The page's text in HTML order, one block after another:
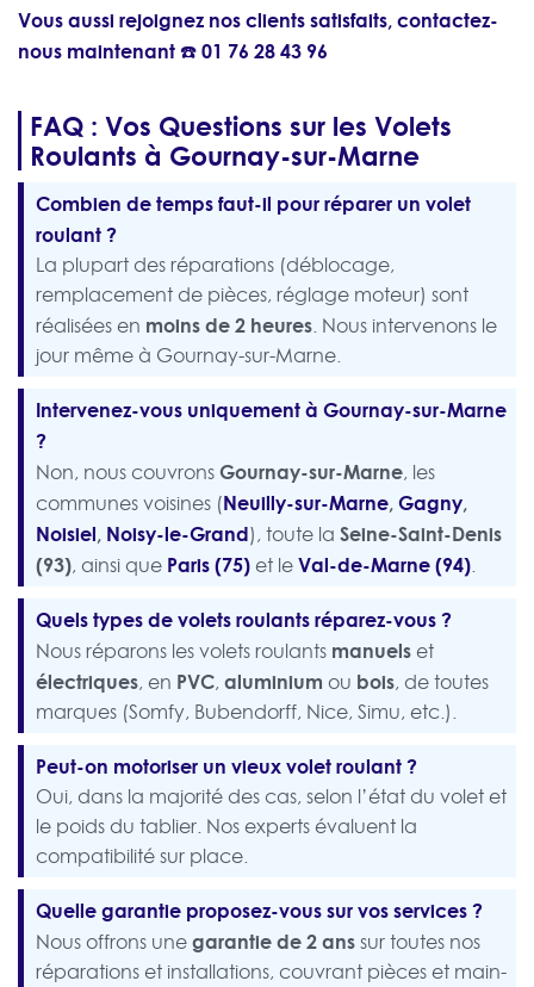
Vous aussi rejoignez nos clients satisfaits, contactez-
nous maintenant ☎️01 76 28 43 96
FAQ : Vos Questions sur les Volets
Roulants à Gournay-sur-Marne
Combien de temps faut-il pour réparer un volet
roulant ?
La plupart des réparations (déblocage,
remplacement de pièces, réglage moteur) sont
réalisées en moins de 2 heures. Nous intervenons le
jour même à Gournay-sur-Marne.
Intervenez-vous uniquement à Gournay-sur-Marne
?
Non, nous couvronsGournay-sur-Marne, les
communes voisines (Neuilly-sur-Marne,Gagny,
Noisiel, Noisy-le-Grand), toute la Seine-Saint-Denis
(93), ainsi que Paris (75) et leVal-de-Marne (94).
Quels types de volets roulants réparez-vous ?
Nous réparons les volets roulants manuels et
électriques, en PVC, aluminium ou bois, de toutes
marques (Somfy, Bubendorff, Nice, Simu, etc.).
Peut-on motoriser un vieux volet roulant ?
Oui, dans la majorité des cas, selon l’état du volet et
le poids du tablier. Nos experts évaluent la
compatibilité sur place.
Quelle garantie proposez-vous sur vos services ?
Nous offrons unegarantie de 2 anssur toutes nos
réparations et installations, couvrant pièces et main-